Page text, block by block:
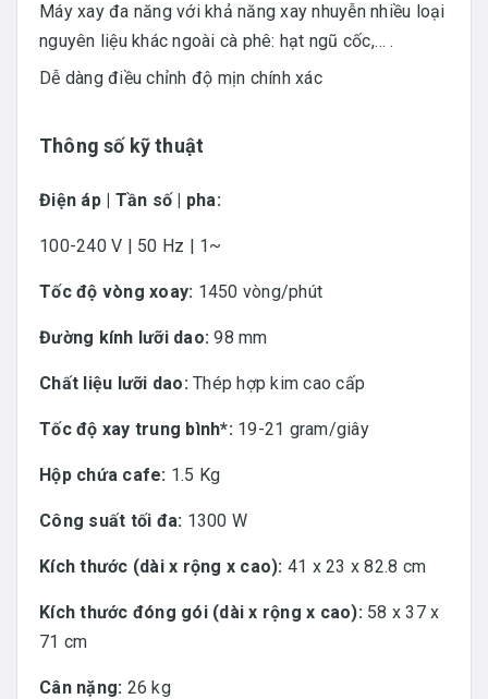
Máy xay đa năng với khả năng xay nhuyễn nhiều loại
nguyên liệu khác ngoài cà phê: hạt ngũ cốc,… .
Dễ dàng điều chỉnh độ mịn chính xác
Thông số kỹ thuật
Điện áp | Tần số | pha:
100-240 V | 50 Hz | 1~
Tốc độ vòng xoay: 1450 vòng/phút
Đường kính lưỡi dao: 98 mm
Chất liệu lưỡi dao: Thép hợp kim cao cấp
Tốc độ xay trung bình*: 19-21 gram/giây
Hộp chứa cafe: 1.5 Kg
Công suất tối đa: 1300 W
Kích thước (dài x rộng x cao): 41 x 23 x 82.8 cm
Kích thước đóng gói (dài x rộng x cao): 58 x 37 x
71 cm
Cân nặng: 26 kg